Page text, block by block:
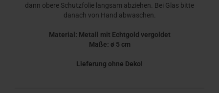
dann obere Schutzfolie langsam abziehen. Bei Glas bitte
danach von Hand abwaschen.
Material: Metall mit Echtgold vergoldet
Maße: ø 5 cm
Lieferung ohne Deko!